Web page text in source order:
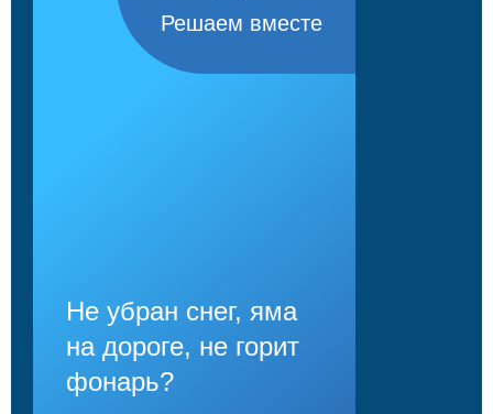
Решаем вместе
Не убран снег, яма
на дороге, не горит
фонарь?